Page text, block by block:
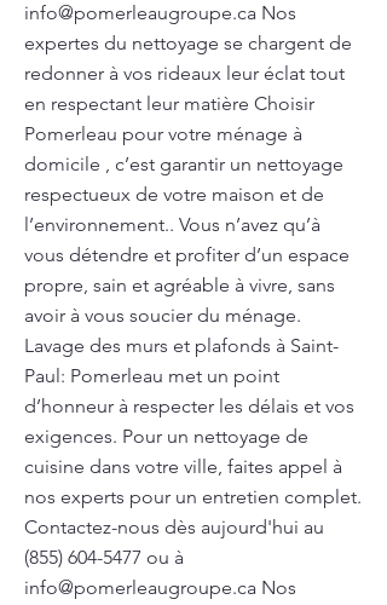
info@pomerleaugroupe.ca Nos
expertes du nettoyage se chargent de
redonner à vos rideaux leur éclat tout
en respectant leur matière Choisir
Pomerleau pour votre ménage à
domicile , c’est garantir un nettoyage
respectueux de votre maison et de
l’environnement.. Vous n’avez qu’à
vous détendre et profiter d’un espace
propre, sain et agréable à vivre, sans
avoir à vous soucier du ménage.
Lavage des murs et plafonds à Saint-
Paul: Pomerleau met un point
d’honneur à respecter les délais et vos
exigences. Pour un nettoyage de
cuisine dans votre ville, faites appel à
nos experts pour un entretien complet.
Contactez-nous dès aujourd'hui au
(855) 604-5477 ou à
info@pomerleaugroupe.ca Nos